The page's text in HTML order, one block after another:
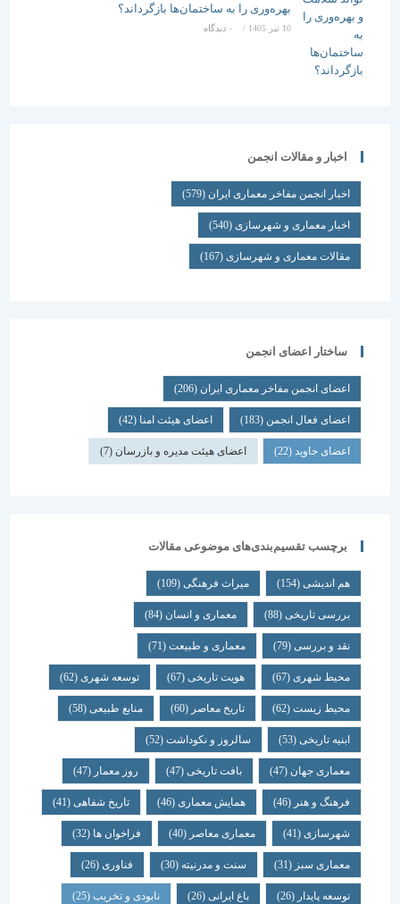
بهره‌وری را به ساختمان‌ها بازگرداند؟
/ ۰ دیدگاه
اخبار و مقالات انجمن
اخبار انجمن مفاخر معماری ایران (579)
اخبار معماری و شهرسازی(540)
مقالات معماری و شهرسازی(167)
ساختار اعضای انجمن
اعضای انجمن مفاخر معماری ایران (206)
اعضای فعال انجمن(183) اعضای هیئت امنا(42)
اعضای جاوید(22) اعضای هیئت مدیره و بازرسان(7)
برچسب تقسیم‌بندی‌های موضوعی مقالات
هم اندیشی (154) میراث فرهنگی (109)
بررسی تاریخی (88) معماری و انسان (84)
نقد و بررسی (79) معماری و طبیعت (71)
محیط شهری(67) هویت تاریخی(67) توسعه شهری(62)
محیط زیست(62) تاریخ معاصر(60) منابع طبیعی(58)
ابنیه تاریخی(53) سالروز و نکوداشت(52)
معماری جهان (47) بافت تاریخی(47) روز معمار(47)
فرهنگ و هنر(46) همایش معماری (46) تاریخ شفاهی (41)
شهرسازی(41) معماری معاصر(40) فراخوان ها (32)
معماری سبز(31) سنت و مدرنیته(30) فناوری (26)
توسعه پایدار(26) باغ ایرانی(26) نابودی و تخریب(25)